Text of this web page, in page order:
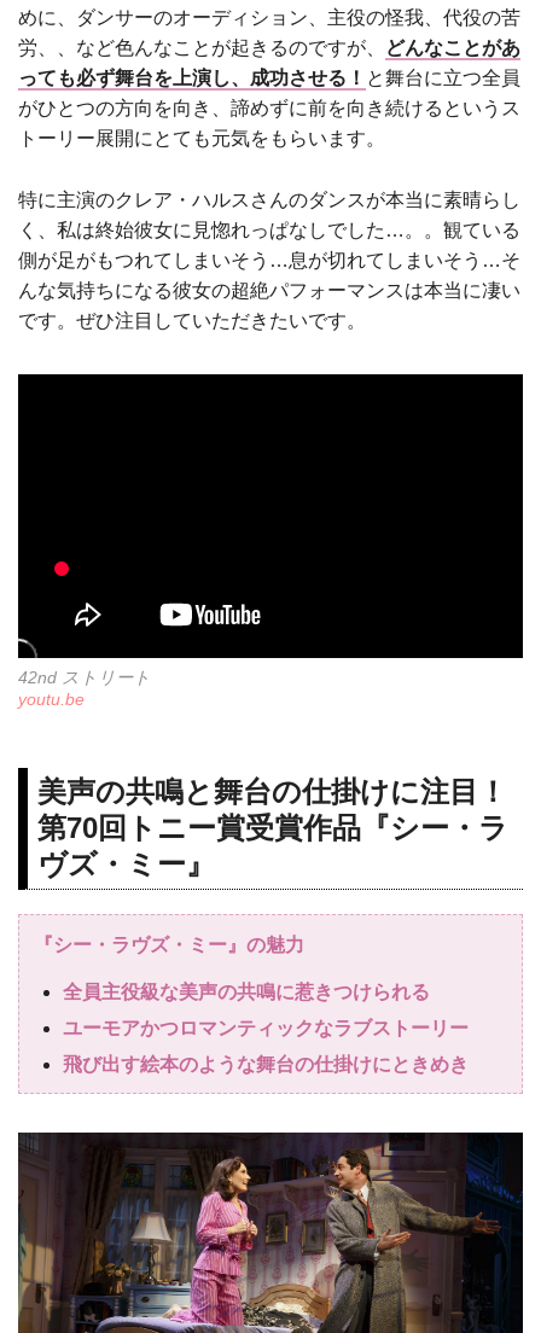
めに、ダンサーのオーディション、主役の怪我、代役の苦
労、、など色んなことが起きるのですが、
どんなことがあ
っても必ず舞台を上演し、成功させる！ と舞台に立つ全員
がひとつの方向を向き、諦めずに前を向き続けるというス
トーリー展開にとても元気をもらいます。
特に主演のクレア・ハルスさんのダンスが本当に素晴らし
く、私は終始彼女に見惚れっぱなしでした…。。観ている
側が足がもつれてしまいそう…息が切れてしまいそう…そ
んな気持ちになる彼女の超絶パフォーマンスは本当に凄い
です。ぜひ注目していただきたいです。
42nd ストリート
youtu.be
美声の共鳴と舞台の仕掛けに注目！
第70回トニー賞受賞作品『シー・ラ
ヴズ・ミー』
『シー・ラヴズ・ミー』の魅力
全員主役級な美声の共鳴に惹きつけられる
ユーモアかつロマンティックなラブストーリー
飛び出す絵本のような舞台の仕掛けにときめき